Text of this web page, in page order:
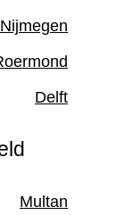
Nijmegen
Delft
Multan